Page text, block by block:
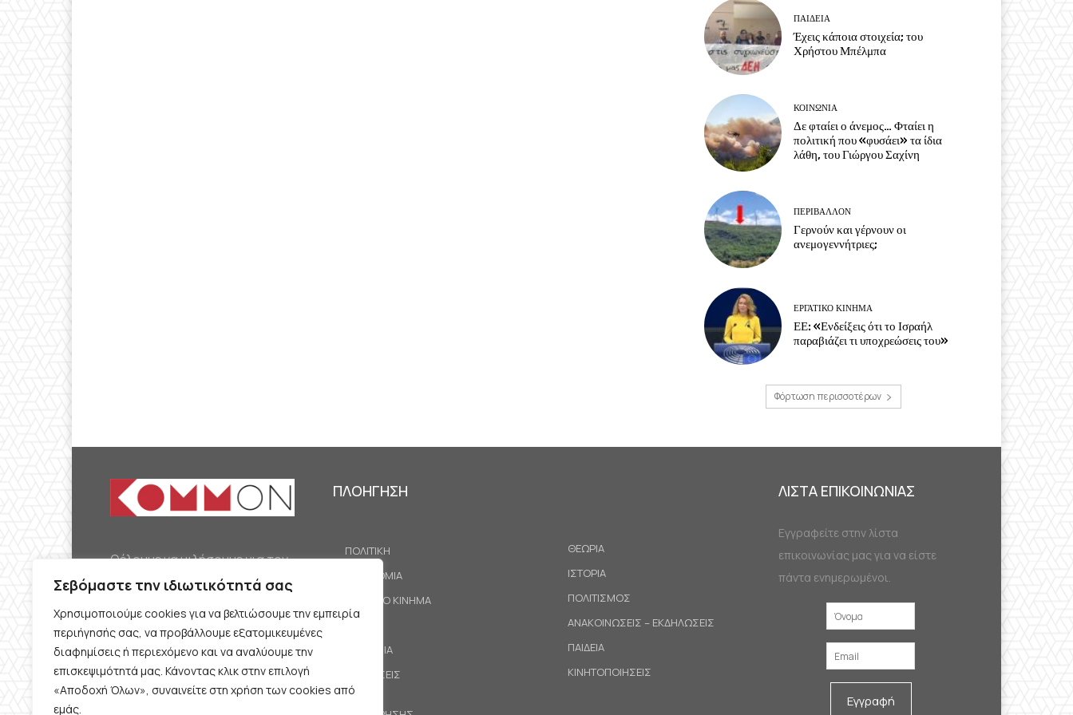
Σεβόμαστε την ιδιωτικότητά σας
Χρησιμοποιούμε cookies για να βελτιώσουμε την εμπειρία
περιήγησής σας, να προβάλλουμε εξατομικευμένες
διαφημίσεις ή περιεχόμενο και να αναλύουμε την
επισκεψιμότητά μας. Κάνοντας κλικ στην επιλογή
«Αποδοχή Όλων», συναινείτε στη χρήση των cookies από
εμάς.
ΠΑΙΔΕΙΑ
Έχεις κάποια στοιχεία; του
Χρήστου Μπέλμπα
ΚΟΙΝΩΝΙΑ
Δε φταίει ο άνεμος… Φταίει η
πολιτική που «φυσάει» τα ίδια
λάθη, του Γιώργου Σαχίνη
ΠΕΡΙΒΆΛΛΟΝ
Γερνούν και γέρνουν οι
ανεμογεννήτριες;
ΕΡΓΑΤΙΚΟ ΚΙΝΗΜΑ
ΕΕ: «Ενδείξεις ότι το Ισραήλ
παραβιάζει τι υποχρεώσεις του»
Φόρτωση περισσοτέρων
Θέλουμε να μιλήσουμε για τον
κομμουνισμό της εποχής μας,
την αναγκαία αλλά όχι
δεδομένη προοπτική.
Θέλουμε να μιλήσουμε
ταυτόχρονα για την
καθημερινή επιβίωση και τον
ΠΛΟΗΓΗΣΗ
ΠΟΛΙΤΙΚΗ
ΟΙΚΟΝΟΜΙΑ
ΕΡΓΑΤΙΚΟ ΚΙΝΗΜΑ
ΚΟΙΝΩΝΙΑ
ΠΡΟΤΑΣΕΙΣ
ΘΕΩΡΙΑ
ΙΣΤΟΡΙΑ
ΠΟΛΙΤΙΣΜΟΣ
ΑΝΑΚΟΙΝΩΣΕΙΣ – ΕΚΔΗΛΩΣΕΙΣ
ΠΑΙΔΕΙΑ
ΚΙΝΗΤΟΠΟΙΗΣΕΙΣ
ΛΙΣΤΑ ΕΠΙΚΟΙΝΩΝΙΑΣ
Εγγραφείτε στην λίστα
επικοινωνίας μας για να είστε
πάντα ενημερωμένοι.
Εγγραφή